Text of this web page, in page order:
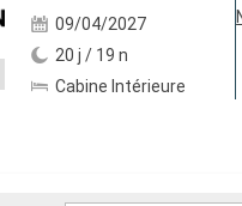
09/04/2027
20 j / 19 n
Cabine Intérieure